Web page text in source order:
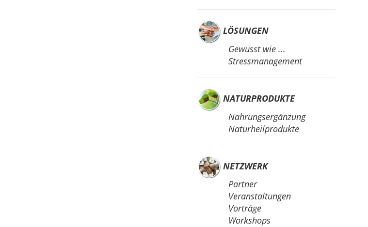
LÖSUNGEN
Gewusst wie ...
Stressmanagement
NATURPRODUKTE
Nahrungsergänzung
Naturheilprodukte
NETZWERK
Partner
Veranstaltungen
Vorträge
Workshops